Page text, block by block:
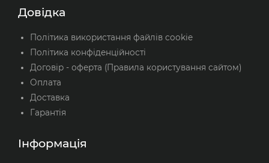
Довідка
Політика використання файлів cookie
Політика конфіденційності
Договір - оферта (Правила користування сайтом)
Оплата
Доставка
Гарантія
Інформація